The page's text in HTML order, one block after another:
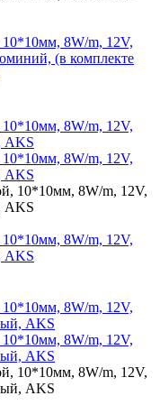
10*10мм, 8W/m, 12V,
(в комплекте
10*10мм, 8W/m, 12V,
AKS
10*10мм, 8W/m, 12V,
AKS
10*10мм, 8W/m, 12V,
AKS
10*10мм, 8W/m, 12V,
AKS
10*10мм, 8W/m, 12V,
AKS